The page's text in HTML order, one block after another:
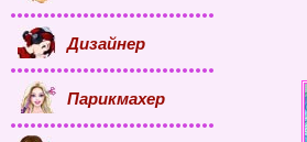
Дизайнер
Парикмахер